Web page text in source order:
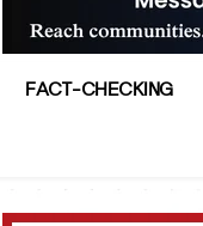
FACT-CHECKING